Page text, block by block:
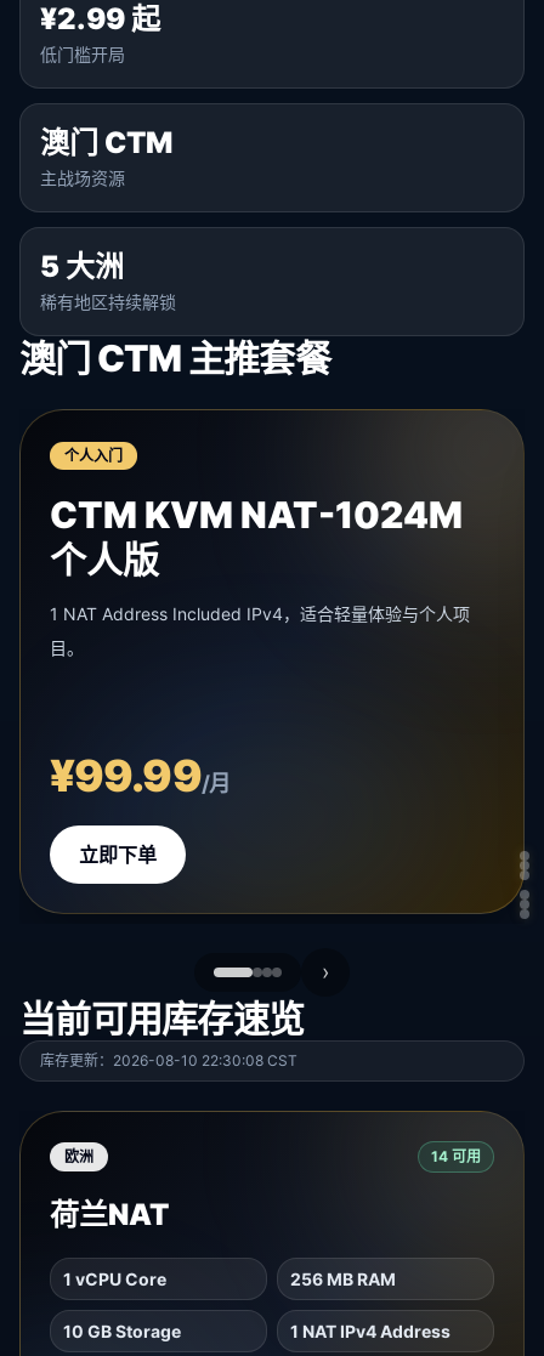
¥2.99 起
低门槛开局
澳门 CTM
主战场资源
5 大洲
稀有地区持续解锁
澳门 CTM 主推套餐
个人入门
CTM KVM NAT-1024M
个人版
1 NAT Address Included IPv4，适合轻量体验与个人项
目。
¥99.99/月
立即下单
›
当前可用库存速览
库存更新：2026-08-10 22:30:08 CST
欧洲 14 可用
荷兰NAT
1 vCPU Core 256 MB RAM
10 GB Storage 1 NAT IPv4 Address
4/